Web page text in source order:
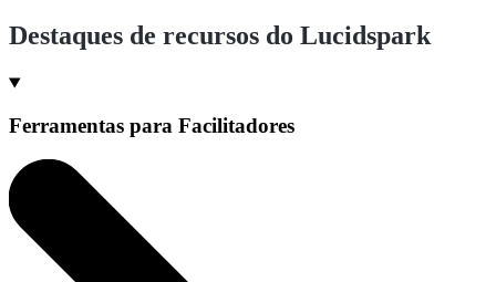
Destaques de recursos do Lucidspark
Ferramentas para Facilitadores